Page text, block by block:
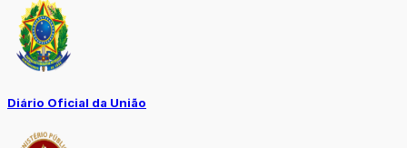
Diário Oficial da União